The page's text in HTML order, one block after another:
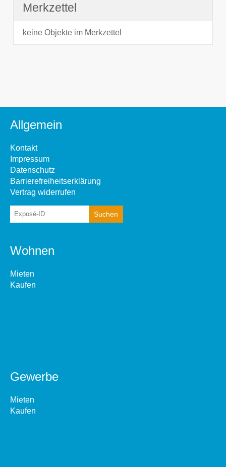
Merkzettel
keine Objekte im Merkzettel
Allgemein
Kontakt
Impressum
Datenschutz
Barrierefreiheitserklärung
Vertrag widerrufen
Wohnen
Mieten
Kaufen
Gewerbe
Mieten
Kaufen